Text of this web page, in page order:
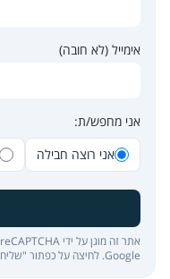
אימייל (לא חובה)
אני מחפש/ת:
אני רוצה חבילה
אתר זה מוגן על ידי reCAPTCHA וחלים
Google. לחיצה על כפתור "שליחה" מהווה הסכמה ל